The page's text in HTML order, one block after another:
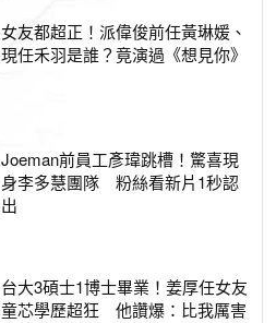
女友都超正！派偉俊前任黃琳媛、
現任禾羽是誰？竟演過《想見你》
Joeman前員工彥瑋跳槽！驚喜現
身李多慧團隊 粉絲看新片1秒認
出
台大3碩士1博士畢業！姜厚任女友
童芯學歷超狂 他讚爆：比我厲害